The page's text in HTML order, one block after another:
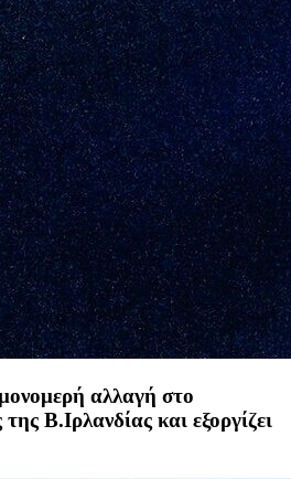
αλλαγή στο
Β.Ιρλανδίας και εξοργίζει